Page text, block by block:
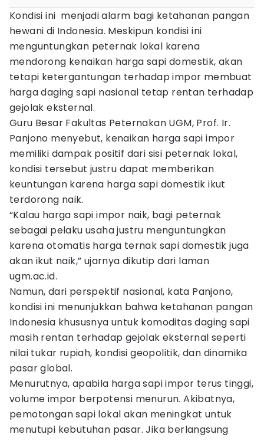
Kondisi ini menjadi alarm bagi ketahanan pangan
hewani di Indonesia. Meskipun kondisi ini
menguntungkan peternak lokal karena
mendorong kenaikan harga sapi domestik, akan
tetapi ketergantungan terhadap impor membuat
harga daging sapi nasional tetap rentan terhadap
gejolak eksternal.
Guru Besar Fakultas Peternakan UGM, Prof. Ir.
Panjono menyebut, kenaikan harga sapi impor
memiliki dampak positif dari sisi peternak lokal,
kondisi tersebut justru dapat memberikan
keuntungan karena harga sapi domestik ikut
terdorong naik.
“Kalau harga sapi impor naik, bagi peternak
sebagai pelaku usaha justru menguntungkan
karena otomatis harga ternak sapi domestik juga
akan ikut naik,” ujarnya dikutip dari laman
ugm.ac.id.
Namun, dari perspektif nasional, kata Panjono,
kondisi ini menunjukkan bahwa ketahanan pangan
Indonesia khususnya untuk komoditas daging sapi
masih rentan terhadap gejolak eksternal seperti
nilai tukar rupiah, kondisi geopolitik, dan dinamika
pasar global.
Menurutnya, apabila harga sapi impor terus tinggi,
volume impor berpotensi menurun. Akibatnya,
pemotongan sapi lokal akan meningkat untuk
menutupi kebutuhan pasar. Jika berlangsung